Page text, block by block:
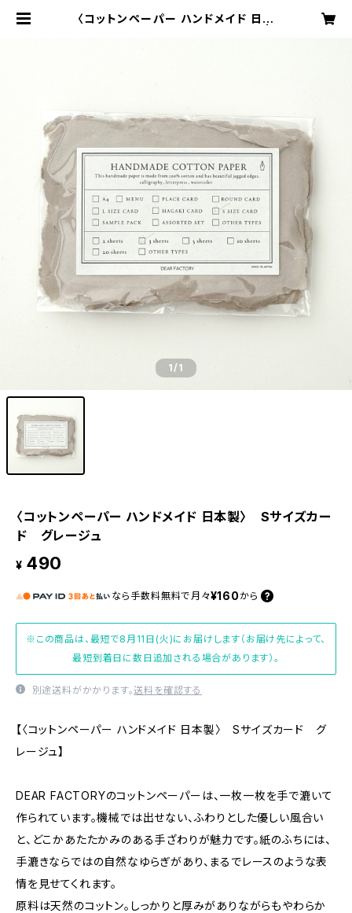
〈コットンペーパー ハンドメイド 日本
1/1
〈コットンペーパー ハンドメイド 日本製〉 Sサイズカー
ド グレージュ
¥ 490
なら 手数料無料で 月々¥160 から
※この商品は、最短で8月11日(火)にお届けします（お届け先によって、
最短到着日に数日追加される場合があります）。
別途送料がかかります。送料を確認する
【〈コットンペーパー ハンドメイド 日本製〉 Sサイズカード グ
レージュ】
DEAR FACTORYのコットンペーパーは、一枚一枚を手で漉いて
作られています。機械では出せない、ふわりとした優しい風合い
と、どこかあたたかみのある手ざわりが魅力です。紙のふちには、
手漉きならではの自然なゆらぎがあり、まるでレースのような表
情を見せてくれます。
原料は天然のコットン。しっかりと厚みがありながらもやわらか